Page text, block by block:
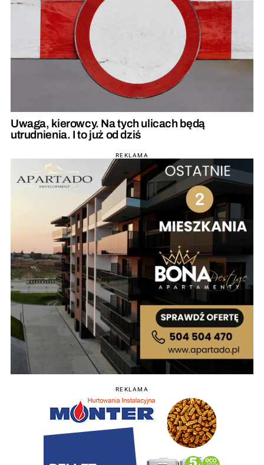
Uwaga, kierowcy. Na tych ulicach będą
utrudnienia. I to już od dziś
REKLAMA
REKLAMA